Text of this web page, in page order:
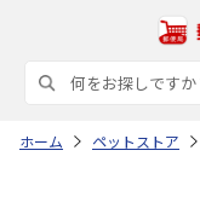
ホーム ペットストア